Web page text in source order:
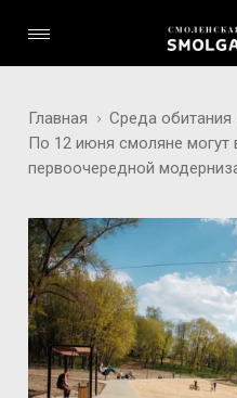
Главная
Среда обитания
По 12 июня смоляне
первоочередной